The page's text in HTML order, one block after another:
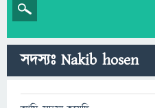
সদস্যঃ Nakib hosen